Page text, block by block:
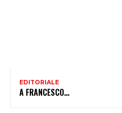
EDITORIALE
A FRANCESCO…